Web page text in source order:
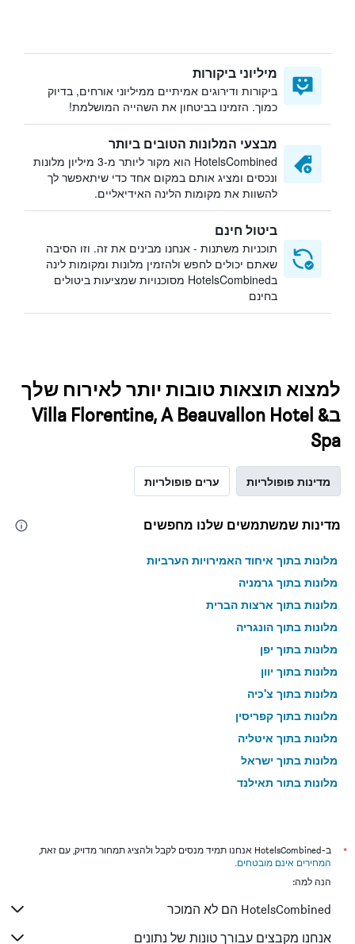
מיליוני ביקורות
ביקורות ודירוגים אמיתיים ממיליוני אורחים, בדיוק
כמוך. הזמינו בביטחון את השהייה המושלמת!
מבצעי המלונות הטובים ביותר
HotelsCombined הוא מקור ליותר מ-3 מיליון מלונות
ונכסים ומציג אותם במקום אחד כדי שיתאפשר לך
להשוות את מקומות הלינה האידיאליים.
ביטול חינם
תוכניות משתנות - אנחנו מבינים את זה. וזו הסיבה
שאתם יכולים לחפש ולהזמין מלונות ומקומות לינה
בHotelsCombined מסוכנויות שמציעות ביטולים
בחינם
למצוא תוצאות טובות יותר לאירוח שלך
בVilla Florentine, A Beauvallon Hotel &
Spa
מדינות פופולריות ערים פופולריות
מדינות שמשתמשים שלנו מחפשים
מלונות בתוך איחוד האמירויות הערביות
מלונות בתוך גרמניה
מלונות בתוך ארצות הברית
מלונות בתוך הונגריה
מלונות בתוך יפן
מלונות בתוך יוון
מלונות בתוך צ'כיה
מלונות בתוך קפריסין
מלונות בתוך איטליה
מלונות בתוך ישראל
מלונות בתוך תאילנד
*
ב-HotelsCombined אנחנו תמיד מנסים לקבל ולהציג תמחור מדויק, עם זאת,
המחירים אינם מובטחים.
הנה למה:
HotelsCombined הם לא המוכר
אנחנו מקבצים עבורך טונות של נתונים